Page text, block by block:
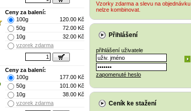
Ceny za balení:
100g
120.00 Kč
50g
72.00 Kč
10g
32.00 Kč
vzorek zdarma
Ceny za balení:
100g
177.00 Kč
50g
101.00 Kč
10g
38.00 Kč
vzorek zdarma
Vzorky zdarma a slevu na objednávku
nelze kombinovat.
Přihlášení
přihlášení uživatele
zapomenuté heslo
Ceník ke stažení